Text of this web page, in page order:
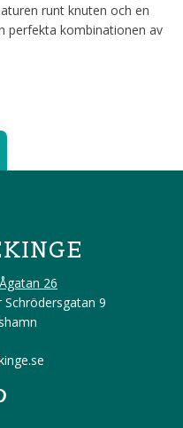
runt knuten och en
perfekta kombinationen av
top of
Ågatan 26
Schrödersgatan 9